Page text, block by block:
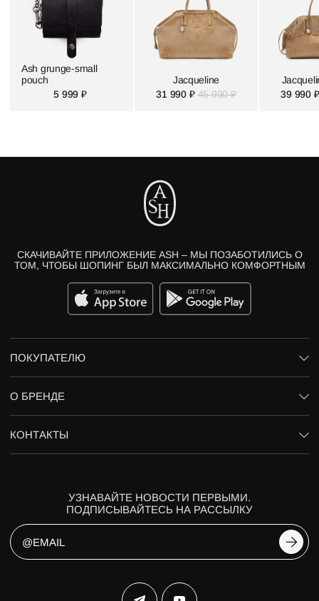
Ash grunge-small
pouch
5 999 ₽
Jacqueline
31 990 ₽ 45 990 ₽
39 990 ₽
СКАЧИВАЙТЕ ПРИЛОЖЕНИЕ ASH – МЫ ПОЗАБОТИЛИСЬ О
ТОМ, ЧТОБЫ ШОПИНГ БЫЛ МАКСИМАЛЬНО КОМФОРТНЫМ
ПОКУПАТЕЛЮ
О БРЕНДЕ
КОНТАКТЫ
УЗНАВАЙТЕ НОВОСТИ ПЕРВЫМИ.
ПОДПИСЫВАЙТЕСЬ НА РАССЫЛКУ